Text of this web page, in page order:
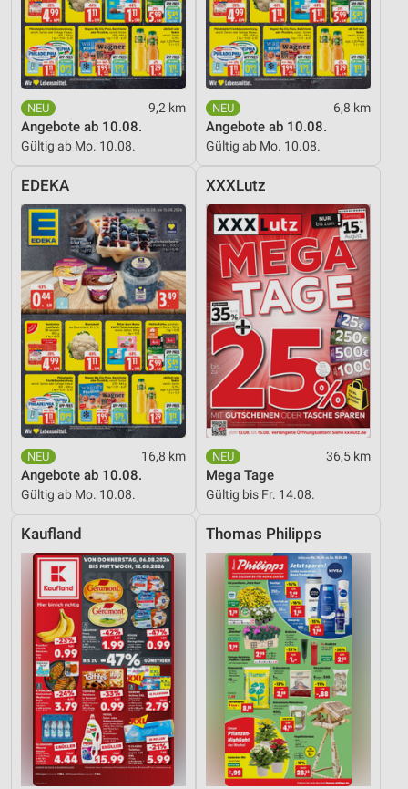
9,2 km
Angebote ab 10.08.
Gültig ab Mo. 10.08.
6,8 km
Angebote ab 10.08.
Gültig ab Mo. 10.08.
EDEKA
16,8 km
Angebote ab 10.08.
Gültig ab Mo. 10.08.
XXXLutz
36,5 km
Mega Tage
Gültig bis Fr. 14.08.
Kaufland Thomas Philipps